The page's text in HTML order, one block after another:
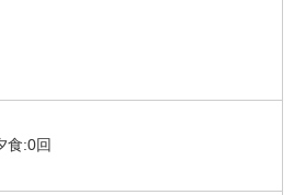
食:0回